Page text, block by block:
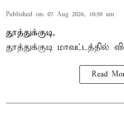
Published on: 07 Aug 2026, 10:50 am
தூத்துக்குடி,
தூத்துக்குடி மாவட்டத்தில்
Read